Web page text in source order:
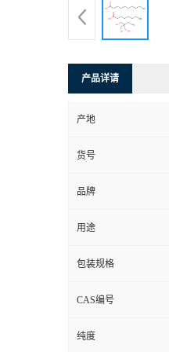
产品详请
产地
货号
品牌
用途
包装规格
CAS编号
纯度